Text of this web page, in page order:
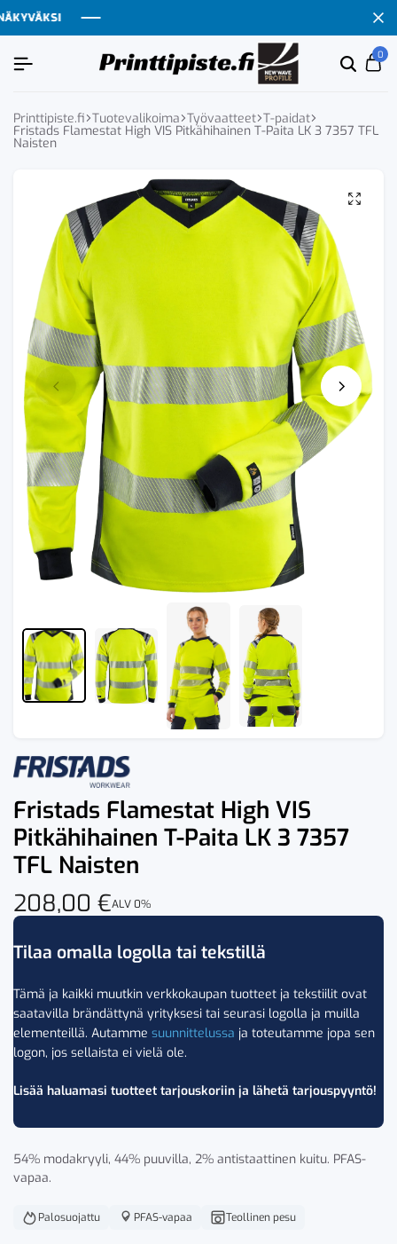
Etsi
0
Printtipiste.fi Tuotevalikoima Työvaatteet T-paidat
Fristads Flamestat High VIS Pitkähihainen T-Paita LK 3 7357 TFL
Naisten
Fristads Flamestat High VIS
Pitkähihainen T-Paita LK 3 7357
TFL Naisten
208,00 €ALV 0%
Tilaa omalla logolla tai tekstillä
Tämä ja kaikki muutkin verkkokaupan tuotteet ja tekstiilit ovat
saatavilla brändättynä yrityksesi tai seurasi logolla ja muilla
elementeillä. Autamme suunnittelussa ja toteutamme jopa sen
logon, jos sellaista ei vielä ole.
Lisää haluamasi tuotteet tarjouskoriin ja lähetä tarjouspyyntö!
54% modakryyli, 44% puuvilla, 2% antistaattinen kuitu. PFAS-
vapaa.
Palosuojattu PFAS-vapaa Teollinen pesu